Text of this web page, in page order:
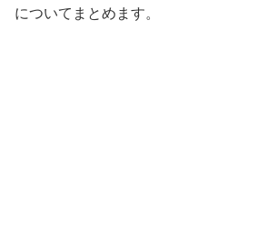
についてまとめます。